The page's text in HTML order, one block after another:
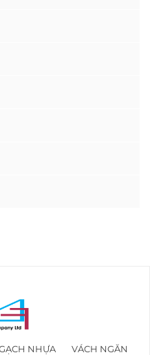
NHỰA VÁCH NGĂN